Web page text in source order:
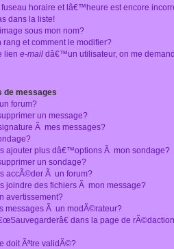
horaire et lâ€™heure est encore
dans la liste!
sous mon nom?
et comment le modifier?
lien e-mail dâ€™un utilisateur, on me
de messages
forum?
un message?
Ã mes messages?
ajouter plus dâ€™options Ã mon sondage?
un sondage?
accÃ©der Ã un forum?
joindre des fichiers Ã mon message?
avertissement?
messages Ã un modÃ©rateur?
dans la page de
doit Ãªtre validÃ©?